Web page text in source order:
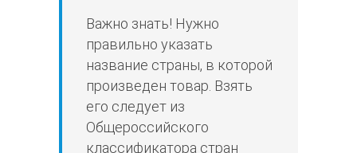
Важно знать! Нужно
правильно указать
название страны, в которой
произведен товар. Взять
его следует из
Общероссийского
классификатора стран